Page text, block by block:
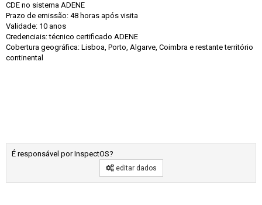
CDE no sistema ADENE
Prazo de emissão: 48 horas após visita
Validade: 10 anos
Credenciais: técnico certificado ADENE
Cobertura geográfica: Lisboa, Porto, Algarve, Coimbra e restante território
continental
É responsável por InspectOS?
editar dados